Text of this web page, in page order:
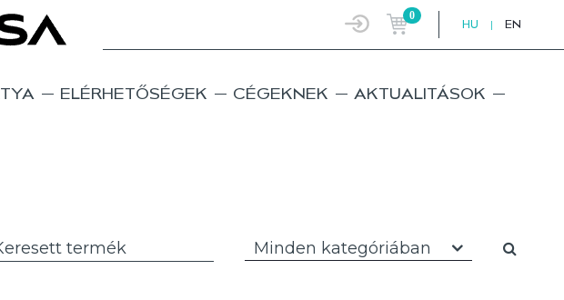
0
HU | EN
ELÉRHETŐSÉGEK CÉGEKNEK AKTUALITÁSOK
Minden kategóriában